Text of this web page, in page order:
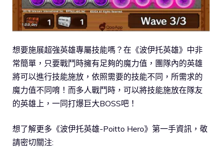
想要施展超強英雄專屬技能嗎？在《波伊托英雄》中非
常簡單，只要戰鬥時擁有足夠的魔力值，團隊內的英雄
將可以進行技能施放，依照需要的技能不同，所需求的
魔力值不同唷！而多人戰鬥時，可以將技能施放在隊友
的英雄上，一同打爆巨大BOSS吧！
想了解更多《波伊托英雄-Poitto Hero》第一手資訊，敬
請密切關注: